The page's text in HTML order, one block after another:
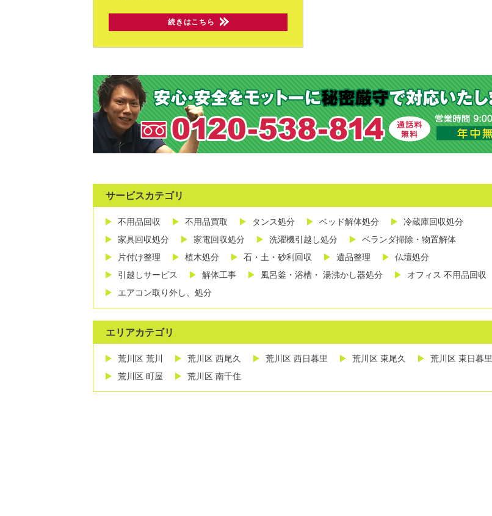
続きはこちら
サービスカテゴリ
不用品回収 不用品買取 タンス処分 ベッド解体処分
冷蔵庫回収処分
家具回収処分
家電回収処分 洗濯機引越し処分
ベランダ掃除・物置解体
片付け整理
植木処分 石・土・砂利回収 遺品整理
仏壇処分
引越しサービス
解体工事 風呂釜・浴槽・ 湯沸かし器処分
オフィス 不用品回収
エアコン取り外し、処分
エリアカテゴリ
荒川区 荒川 荒川区 西尾久 荒川区 西日暮里 荒川区 東尾久
荒川区 東日暮里
荒川区 町屋
荒川区 南千住